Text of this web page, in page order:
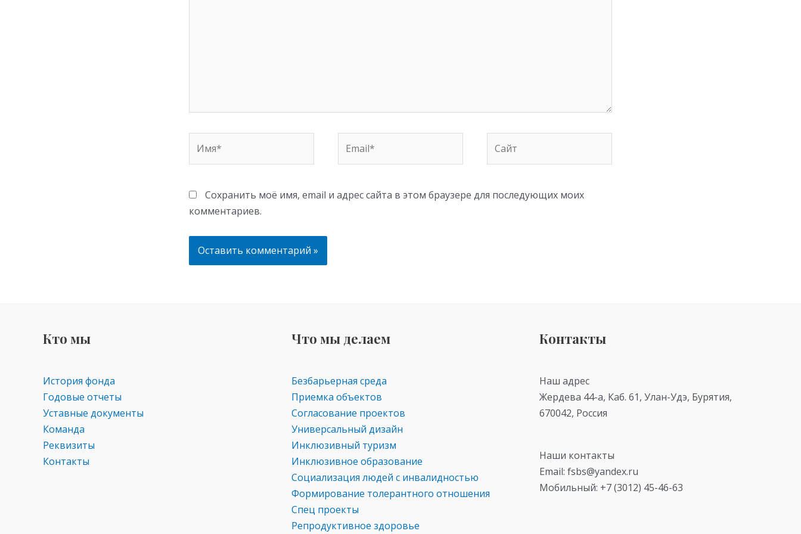
Сохранить моё имя, email и адрес сайта в этом браузере для последующих моих
комментариев.
Кто мы
История фонда
Годовые отчеты
Уставные документы
Команда
Реквизиты
Контакты
Что мы делаем
Безбарьерная среда
Приемка объектов
Согласование проектов
Универсальный дизайн
Инклюзивный туризм
Инклюзивное образование
Социализация людей с инвалидностью
Формирование толерантного отношения
Спец проекты
Репродуктивное здоровье
Контакты
Наш адрес
Жердева 44-а, Каб. 61, Улан-Удэ, Бурятия,
670042, Россия
Наши контакты
Email: fsbs@yandex.ru
Мобильный: +7 (3012) 45-46-63